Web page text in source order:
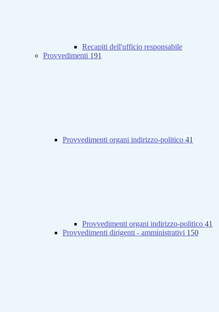
Recapiti dell'ufficio responsabile
Provvedimenti 191
Provvedimenti organi indirizzo-politico 41
Provvedimenti organi indirizzo-politico 41
Provvedimenti dirigenti - amministrativi 150